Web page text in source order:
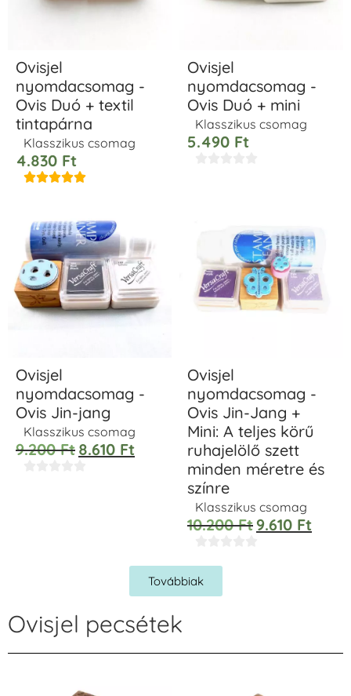
Ovisjel
nyomdacsomag -
Ovis Duó + textil
tintapárna
Klasszikus csomag
4.830 Ft

Ovisjel
nyomdacsomag -
Ovis Duó + mini
Klasszikus csomag
5.490 Ft
Ovisjel
nyomdacsomag -
Ovis Jin-jang
Klasszikus csomag
9.200Ft 8.610 Ft
Ovisjel
nyomdacsomag -
Ovis Jin-Jang +
Mini: A teljes körű
ruhajelölő szett
minden méretre és
színre
Klasszikus csomag
10.200Ft9.610 Ft
Továbbiak
Ovisjel pecsétek